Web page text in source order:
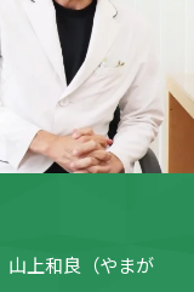
山上和良（やまが